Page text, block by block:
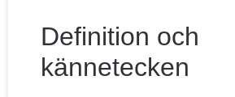
Definition och
kännetecken